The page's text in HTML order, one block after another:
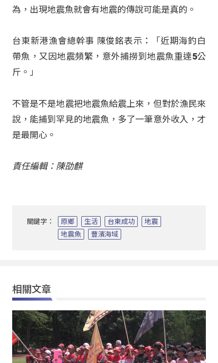
為，出現地震魚就會有地震的傳說可能是真的。
台東新港漁會總幹事 陳俊銘表示：「近期海釣白
帶魚，又因地震頻繁，意外捕撈到地震魚重達5公
斤。」
不管是不是地震把地震魚給震上來，但對於漁民來
說，能捕到罕見的地震魚，多了一筆意外收入，才
是最開心。
責任編輯：陳劭麒
關鍵字： 原鄉 生活 台東成功
地震
地震魚
豐濱海域
相關文章